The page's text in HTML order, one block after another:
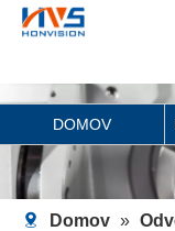
DOMOV
Domov »